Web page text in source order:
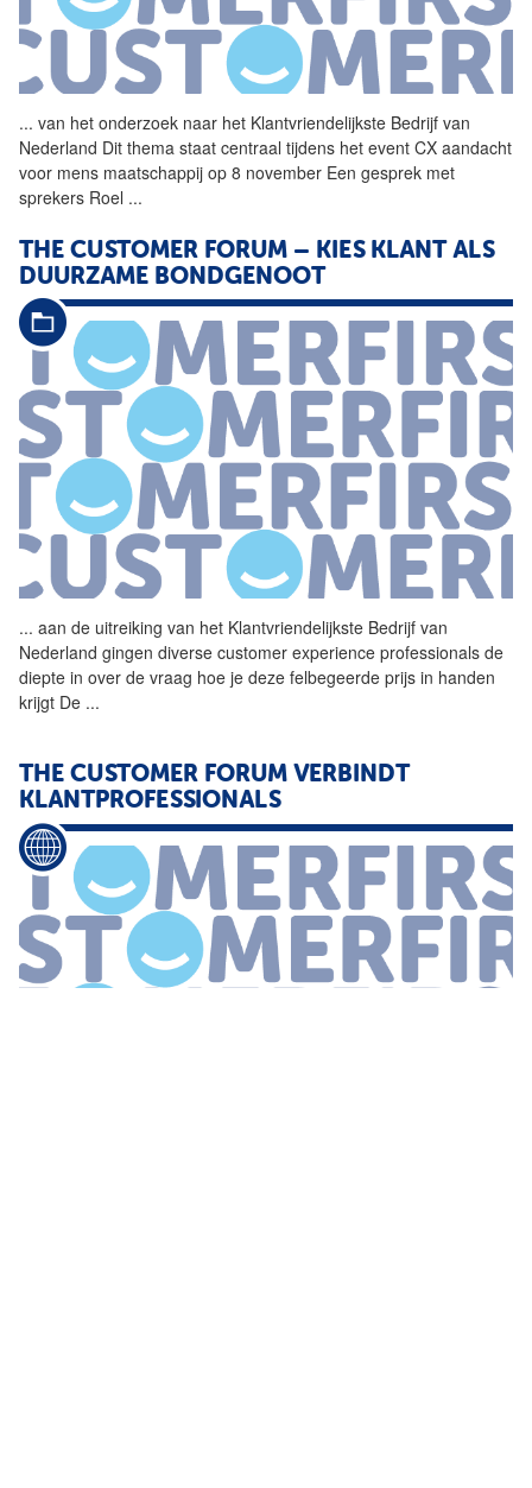
... van het onderzoek naar het Klantvriendelijkste Bedrijf van
Nederland Dit thema staat centraal tijdens het event CX aandacht
voor mens maatschappij op 8 november Een gesprek met
sprekers Roel ...
THE CUSTOMER FORUM – KIES KLANT ALS
DUURZAME BONDGENOOT
... aan de uitreiking van het Klantvriendelijkste Bedrijf van
Nederland gingen diverse customer experience professionals de
diepte in over de vraag hoe je deze felbegeerde prijs in handen
krijgt De ...
THE CUSTOMER FORUM VERBINDT
KLANTPROFESSIONALS